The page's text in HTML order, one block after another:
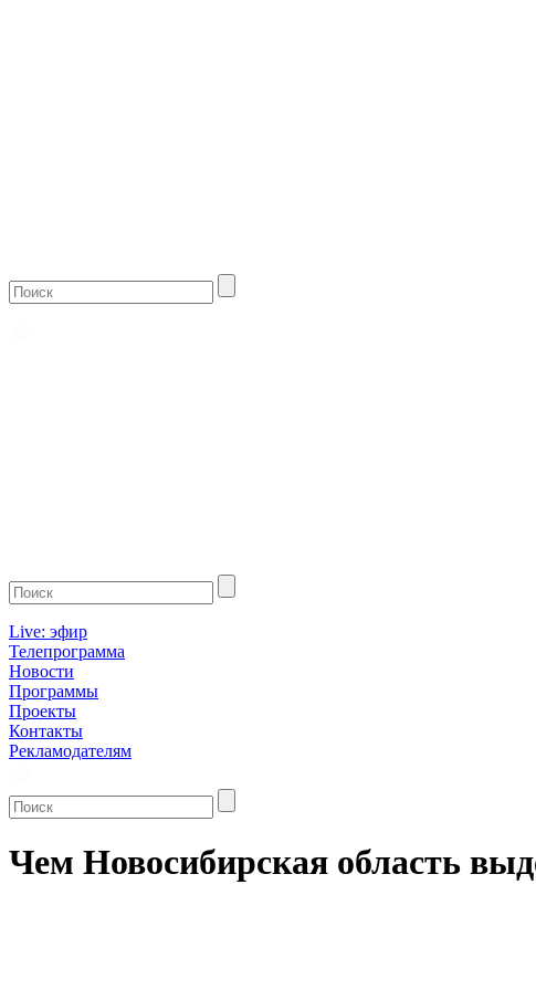
Live: эфир
Телепрограмма
Новости
Программы
Проекты
Контакты
Рекламодателям
Чем Новосибирская область